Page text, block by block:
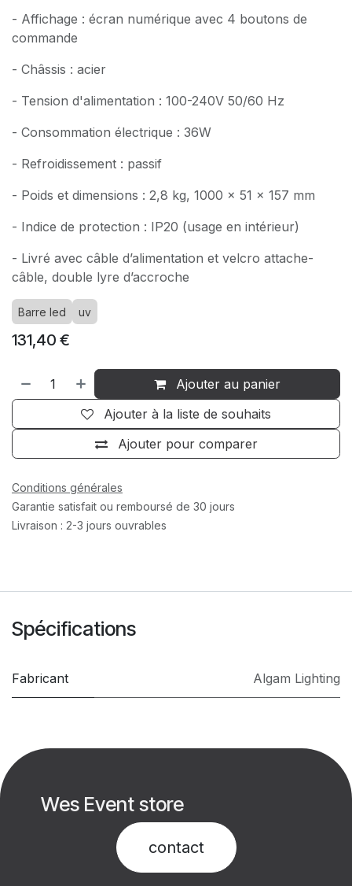
- Affichage : écran numérique avec 4 boutons de
commande
- Châssis : acier
- Tension d'alimentation : 100-240V 50/60 Hz
- Consommation électrique : 36W
- Refroidissement : passif
- Poids et dimensions : 2,8 kg, 1000 x 51 x 157 mm
- Indice de protection : IP20 (usage en intérieur)
- Livré avec câble d’alimentation et velcro attache-
câble, double lyre d’accroche
Barre led uv
131,40 €
Ajouter au panier
Ajouter pour comparer
Ajouter à la liste de souhaits
Conditions générales
Garantie satisfait ou remboursé de 30 jours
Livraison : 2-3 jours ouvrables
Spécifications
Fabricant Algam Lighting
Wes Event store
contact​